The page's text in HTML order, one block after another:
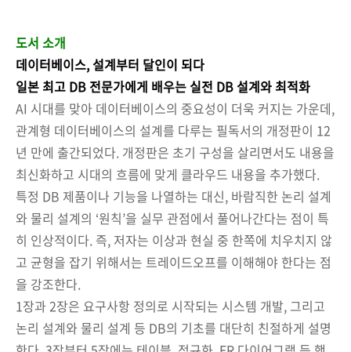
도서 소개
데이터베이스, 설계부터 달인이 되다
일본 최고 DB 전문가에게 배우는 실전 DB 설계와 최적화
AI 시대를 맞아 데이터베이스의 중요성이 더욱 커지는 가운데,
관계형 데이터베이스의 설계를 다루는 필독서의 개정판이 12
년 만에 출간되었다. 개정판은 초기 구성을 살리면서도 내용을
최신화하고 시대의 흐름에 맞게 클라우드 내용을 추가했다.
특정 DB 제품이나 기능을 나열하는 대신, 바람직한 논리 설계
와 물리 설계의 ‘원칙’을 실무 관점에서 풀어나간다는 점이 특
히 인상적이다. 즉, 저자는 이상과 현실 중 한쪽에 치우치지 않
고 균형을 잡기 위해서는 트레이드오프를 이해해야 한다는 점
을 강조한다.
1장과 2장은 요구사항 정의로 시작되는 시스템 개발, 그리고
논리 설계와 물리 설계 등 DB의 기초를 대단히 친절하게 설명